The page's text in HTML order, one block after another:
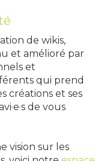
de wikis,
et amélioré par
et
qui prend
créations et ses
de vous
vision sur les